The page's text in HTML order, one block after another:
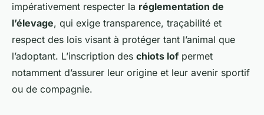
impérativement respecter la réglementation de
l’élevage, qui exige transparence, traçabilité et
respect des lois visant à protéger tant l’animal que
l’adoptant. L’inscription des chiots lof permet
notamment d’assurer leur origine et leur avenir sportif
ou de compagnie.